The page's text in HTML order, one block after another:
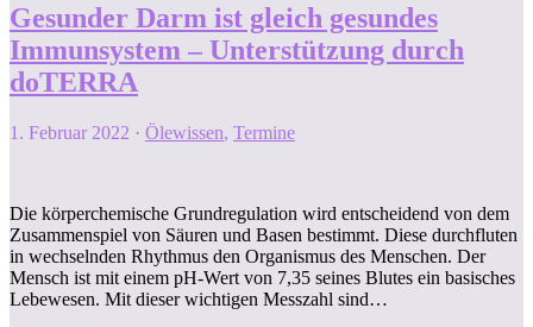
Gesunder Darm ist gleich gesundes
Immunsystem – Unterstützung durch
doTERRA
1. Februar 2022 · Ölewissen, Termine
Die körperchemische Grundregulation wird entscheidend von dem
Zusammenspiel von Säuren und Basen bestimmt. Diese durchfluten
in wechselnden Rhythmus den Organismus des Menschen. Der
Mensch ist mit einem pH-Wert von 7,35 seines Blutes ein basisches
Lebewesen. Mit dieser wichtigen Messzahl sind…